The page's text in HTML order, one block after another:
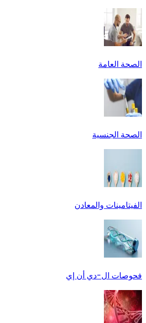
الصحة العامة
الصحة الجنسية
الفيتامينات والمعادن
فحوصات ال-دي أن إي